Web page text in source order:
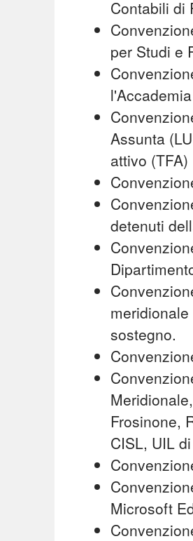
Contabili di
per Studi e
Assunta
attivo (TFA)
detenuti
sostegno.
Frosinone,
CISL, UIL
Microsoft